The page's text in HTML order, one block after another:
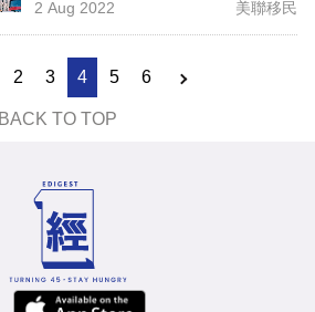
2 Aug 2022 美聯移民
2 3 4 5 6
BACK TO TOP